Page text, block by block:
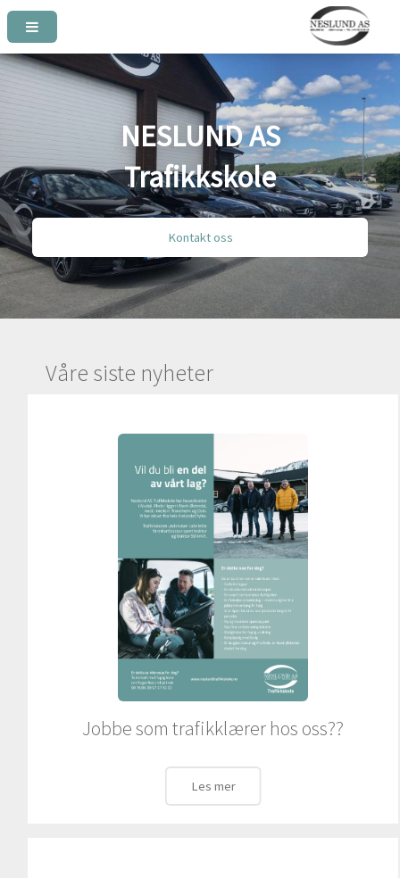
NESLUND AS
Trafikkskole
Kontakt oss
Våre siste nyheter
Jobbe som trafikklærer hos oss??
Les mer